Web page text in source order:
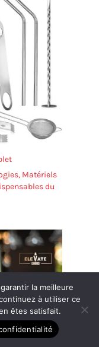
, Matériels
du
la meilleure
à utiliser ce
êtes satisfait.